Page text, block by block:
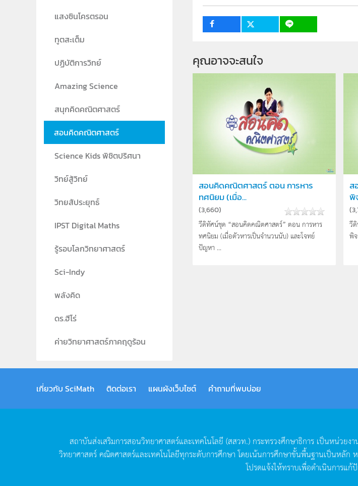
คุณอาจจะสนใจ
สอนคิดคณิตศาสตร์ ตอน การหาร
ทศนิยม (เมื่อ...
(3,660)
วีดิทัศน์ชุด “สอนคิดคณิตศาสตร์” ตอน การหาร
ทศนิยม (เมื่อตัวหารเป็นจำนวนนับ) และโจทย์
ปัญหา ...
ส
พิ
(
วี
พิ
แสงซินโครตรอน
ทูตสะเต็ม
ปฏิบัติการวิทย์
Amazing Science
สนุกคิดคณิตศาสตร์
สอนคิดคณิตศาสตร์
Science Kids พิชิตปริศนา
วิทย์สู้วิทย์
วิทยสัประยุทธ์
IPST Digital Maths
รู้รอบโลกวิทยาศาสตร์
Sci-Indy
พลังคิด
ดร.ฮีโร่
ค่ายวิทยาศาสตร์ภาคฤดูร้อน
เกี่ยวกับ SciMath ติดต่อเรา แผนผังเว็บไซต์ คำถามที่พบบ่อย
สถาบันส่งเสริมการสอนวิทยาศาสตร์และเทคโนโลยี (สสวท.) กระทรวงศึกษาธิการ เป็นหน่วยงา
วิทยาศาสตร์คณิตศาสตร์และเทคโนโลยีทุกระดับการศึกษา โดยเน้นการศึกษาขั้นพื้นฐานเป็นหลัก
โปรดแจ้งให้ทราบเพื่อดำเนินการแก้